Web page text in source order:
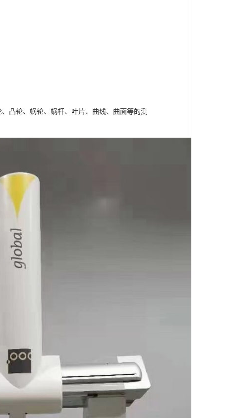
凸轮、蜗轮、蜗杆、叶片、曲线、曲面等的测